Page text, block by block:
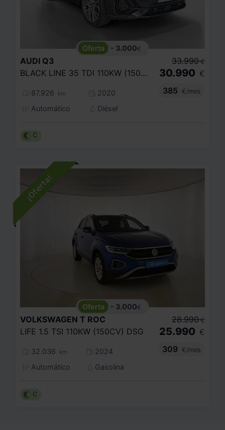
- 3.000€
AUDI Q3
BLACK LINE 35 TDI 110KW (150CV) S TRONIC
87.926 km
2020
Automático
Diésel
33.990 €
30.990 €
385
€/mes
C
- 3.000€
VOLKSWAGEN T ROC
LIFE 1.5 TSI 110KW (150CV) DSG
32.036 km
2024
Automático
Gasolina
28.990 €
25.990 €
309
€/mes
C